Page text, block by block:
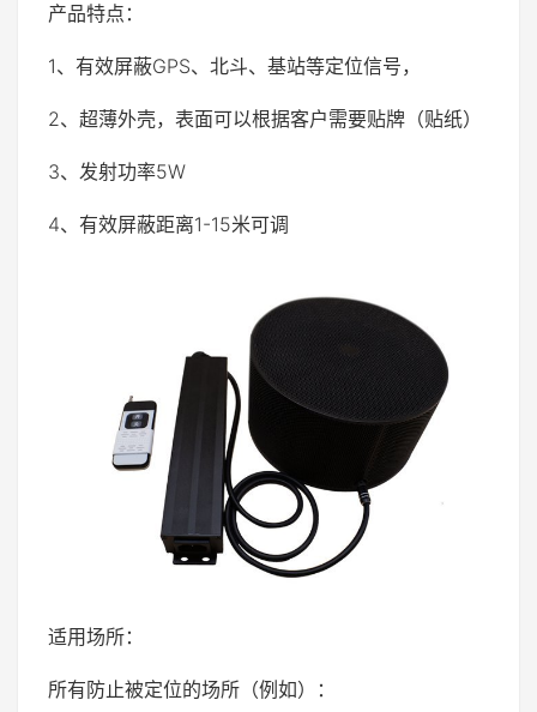
产品特点：
1、有效屏蔽GPS、北斗、基站等定位信号，
2、超薄外壳，表面可以根据客户需要贴牌（贴纸）
3、发射功率5W
4、有效屏蔽距离1-15米可调
适用场所：
所有防止被定位的场所（例如）：